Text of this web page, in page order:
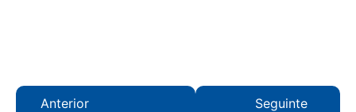
Anterior
Seguinte